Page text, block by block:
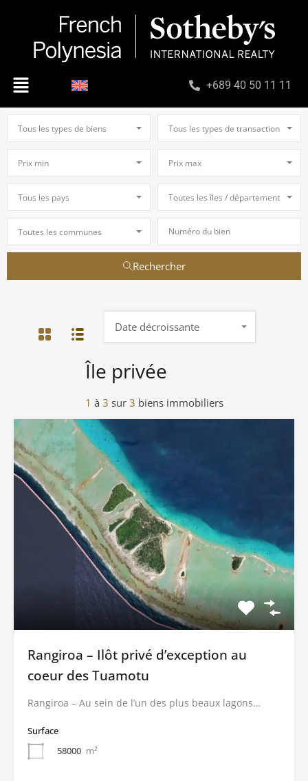
+689 40 50 11 11
Tous les types de biens Tous les types de transaction
Prix min Prix max
Tous les pays Toutes les îles / départements
Toutes les communes
Rechercher
Île privée
1 à 3 sur 3 biens immobiliers
Date décroissante
Rangiroa – Ilôt privé d’exception au
coeur des Tuamotu
Rangiroa – Au sein de l’un des plus beaux lagons…
Surface
58000 m²